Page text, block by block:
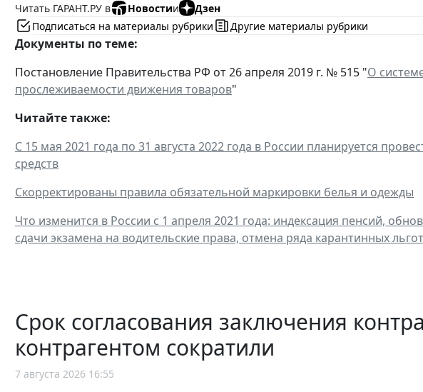
Читать ГАРАНТ.РУ в
Новостии
Дзен
Подписаться на материалы рубрики
Другие материалы рубрики
Документы по теме:
Постановление Правительства РФ от 26 апреля 2019 г. № 515 "О
прослеживаемости движения товаров"
Читайте также:
С 15 мая 2021 года по 31 августа 2022 года в России планируется
средств
Скорректированы правила обязательной маркировки белья и одежды
Что изменится в России с 1 апреля 2021 года: индексация пенсий,
сдачи экзамена на водительские права, отмена ряда карантинных льгот
Срок согласования заключения
контрагентом сократили
7 августа 2026 16:55